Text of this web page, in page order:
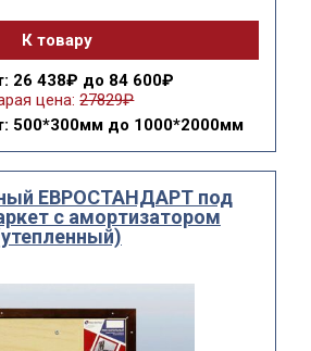
К товару
26 438₽ до 84 600₽
цена: 27829₽
500*300мм до 1000*2000мм
ЕВРОСТАНДАРТ под
с амортизатором